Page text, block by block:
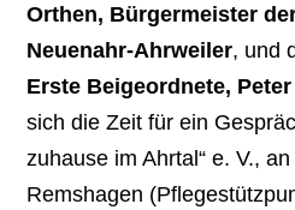
Orthen, Bürgermeister
Neuenahr-Ahrweiler, und
Erste Beigeordnete, Peter
sich die Zeit für ein
zuhause im Ahrtal“ e. V.,
Remshagen